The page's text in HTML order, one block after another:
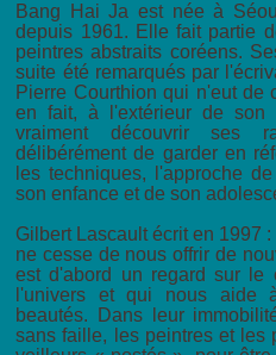
Bang Hai Ja est née à
depuis 1961. Elle fait partie
peintres abstraits coréens.
suite été remarqués par
Pierre Courthion qui n'eut de
en fait, à l'extérieur de
vraiment découvrir ses
délibérément de garder en
les techniques, l'approche
son enfance et de son
Gilbert Lascault écrit en 1997
ne cesse de nous offrir de
est d'abord un regard sur le
l'univers et qui nous aide
beautés. Dans leur
sans faille, les peintres et les